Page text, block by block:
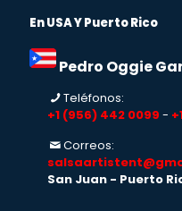
En USA Y Puerto Rico
Pedro Oggie
Teléfonos:
+1 (956) 442 0099 -
Correos:
San Juan - Puerto